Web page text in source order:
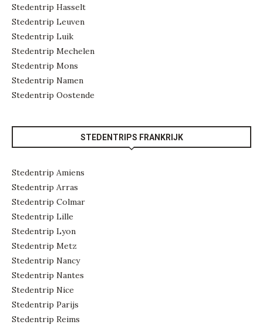
Stedentrip Hasselt
Stedentrip Leuven
Stedentrip Luik
Stedentrip Mechelen
Stedentrip Mons
Stedentrip Namen
Stedentrip Oostende
STEDENTRIPS FRANKRIJK
Stedentrip Amiens
Stedentrip Arras
Stedentrip Colmar
Stedentrip Lille
Stedentrip Lyon
Stedentrip Metz
Stedentrip Nancy
Stedentrip Nantes
Stedentrip Nice
Stedentrip Parijs
Stedentrip Reims